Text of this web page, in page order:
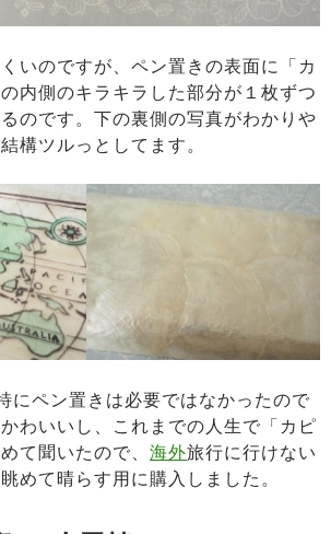
いのですが、ペン置きの表面に「カ
内側のキラキラした部分が１枚ずつ
のです。下の裏側の写真がわかりや
構ツルっとしてます。
にペン置きは必要ではなかったので
わいいし、これまでの人生で「カピ
て聞いたので、 海外旅行に行けない
めて晴らす用に購入しました。